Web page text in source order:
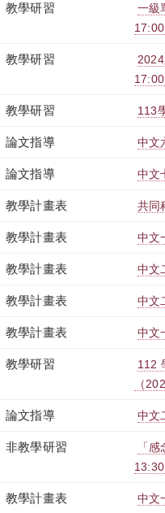
教學研習
一級
教學研習
教學研習 113
論文指導 中文
論文指導 中文
教學計畫表 共同
教學計畫表 中文
教學計畫表 中文
教學計畫表 中文
教學計畫表 中文
教學研習
112
（
論文指導 中文
非教學研習
「
教學計畫表 中文